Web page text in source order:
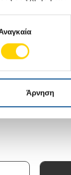
Άρνηση
Ευρώπη -